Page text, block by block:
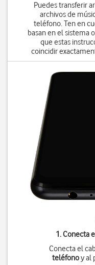
Puedes transferir
archivos de
teléfono. Ten en
basan en el sistema
que estas
coincidir
1. Conecta
Conecta el
teléfonoy al